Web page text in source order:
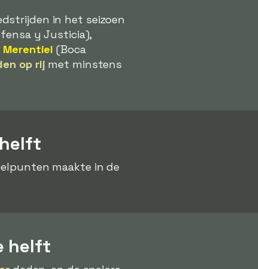
in het seizoen
y Justicia),
Merentiel (Boca
op rij met minstens
maakte in de
helft